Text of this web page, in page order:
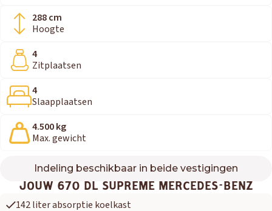
288 cm
Hoogte
4
Zitplaatsen
4
Slaapplaatsen
4.500 kg
Max. gewicht
Indeling beschikbaar in beide vestigingen
670 DL SUPREME MERCEDES-BENZ
JOUW 670 DL SUPREME MERCEDES-BENZ
142 liter absorptie koelkast